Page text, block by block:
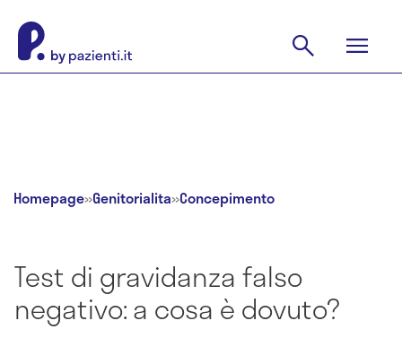
Homepage»Genitorialita»Concepimento
Test di gravidanza falso
negativo: a cosa è dovuto?